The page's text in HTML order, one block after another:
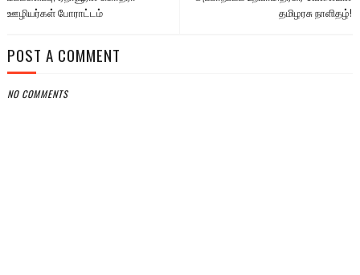
தமிழரசு நாளிதழ்!
ஊழியர்கள் போராட்டம்
POST A COMMENT
NO COMMENTS